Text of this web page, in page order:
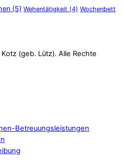
(5) Wehentätigkeit (4) Wochenbett
(geb. Lütz). Alle Rechte
Betreuungsleistungen